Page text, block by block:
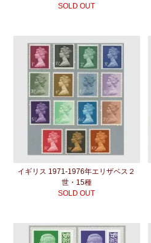
SOLD OUT
イギリス 1971-1976年エリザベス２
世・15種
SOLD OUT